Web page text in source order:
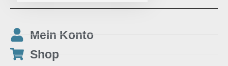
Mein Konto
Shop